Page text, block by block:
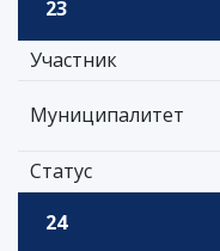
23
Участник
Муниципалитет
Статус
24